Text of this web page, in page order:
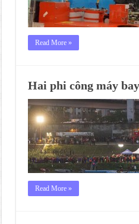
Read More »
Hai phi công máy
Read More »